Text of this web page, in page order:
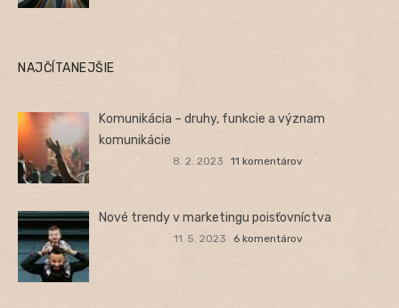
NAJČÍTANEJŠIE
Komunikácia – druhy, funkcie a význam
komunikácie
8. 2. 2023 11 komentárov
Nové trendy v marketingu poisťovníctva
11. 5. 2023 6 komentárov